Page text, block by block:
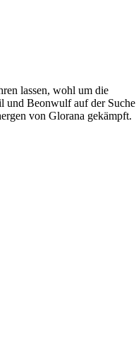
lassen, wohl um die
und Beonwulf auf der Suche
von Glorana gekämpft.